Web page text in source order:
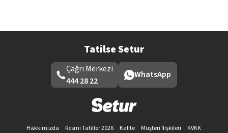
Tatilse Setur
Çağrı Merkezi
444 28 22
WhatsApp
Hakkımızda Resmi Tatiller 2026 Kalite Müşteri İlişkileri
KVKK